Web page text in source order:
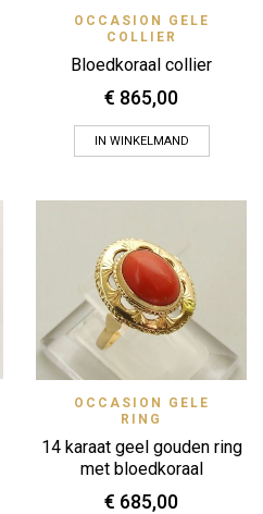
OCCASION GELE
COLLIER
Bloedkoraal collier
€ 865,00
IN WINKELMAND
OCCASION GELE
RING
14 karaat geel gouden ring
met bloedkoraal
€ 685,00